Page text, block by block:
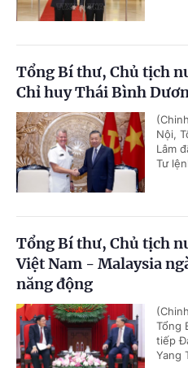
Tổng Bí thư, Chủ tịch
Chỉ huy Thái Bình
Nội,
Lâm
Tư
Tổng Bí thư, Chủ tịch
Việt Nam - Malaysia
năng động
Tổng
tiếp
Yang